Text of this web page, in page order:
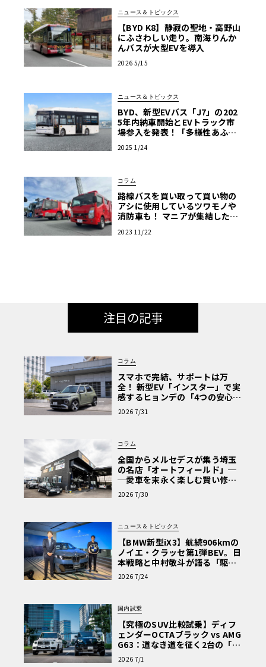
ニュース＆トピックス
【BYD K8】静寂の聖地・高野山
にふさわしい走り。南海りんか
んバスが大型EVを導入
2026 5/15
ニュース＆トピックス
BYD、新型EVバス「J7」の202
5年内納車開始とEVトラック市
場参入を発表！「多様性あふれ
2025 1/24
コラム
路線バスを買い取って買い物の
アシに使用しているツワモノや
消防車も！ マニアが集結した商
2023 11/22
注目の記事
コラム
スマホで完結、サポートは万
全！ 新型EV「インスター」で実
感するヒョンデの「4つの安心」
【第1回・ヒョンデ6つの疑問：
Why? Hyundai?】〈PR〉
2026 7/31
コラム
全国からメルセデスが集う埼玉
の名店「オートフィールド」─
─愛車を末永く楽しむ賢い修理
術と、プロがフックス製オイル
を選ぶ理由〈PR〉
2026 7/30
ニュース＆トピックス
【BMW新型iX3】航続906kmの
ノイエ・クラッセ第1弾BEV。日
本戦略と中村敬斗が語る「駆け
ぬける歓び」
2026 7/24
国内試乗
【究極のSUV比較試乗】ディフ
ェンダーOCTAブラック vs AMG
G63：道なき道を征く2台の「対
極的アプローチ」
2026 7/1